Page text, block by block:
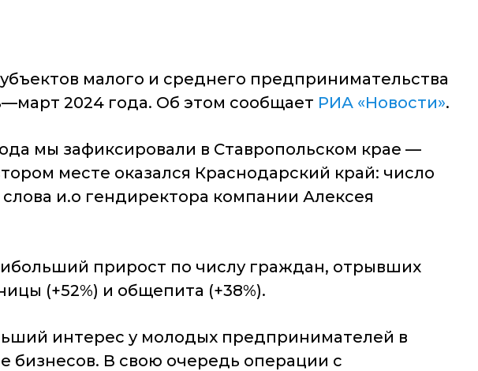
малого и среднего предпринимательства
2024 года. Об этом сообщает РИА «Новости».
мы зафиксировали в Ставропольском крае —
месте оказался Краснодарский край: число
и.о гендиректора компании Алексея
прирост по числу граждан, отрывших
(+52%) и общепита (+38%).
интерес у молодых предпринимателей в
бизнесов. В свою очередь операции с